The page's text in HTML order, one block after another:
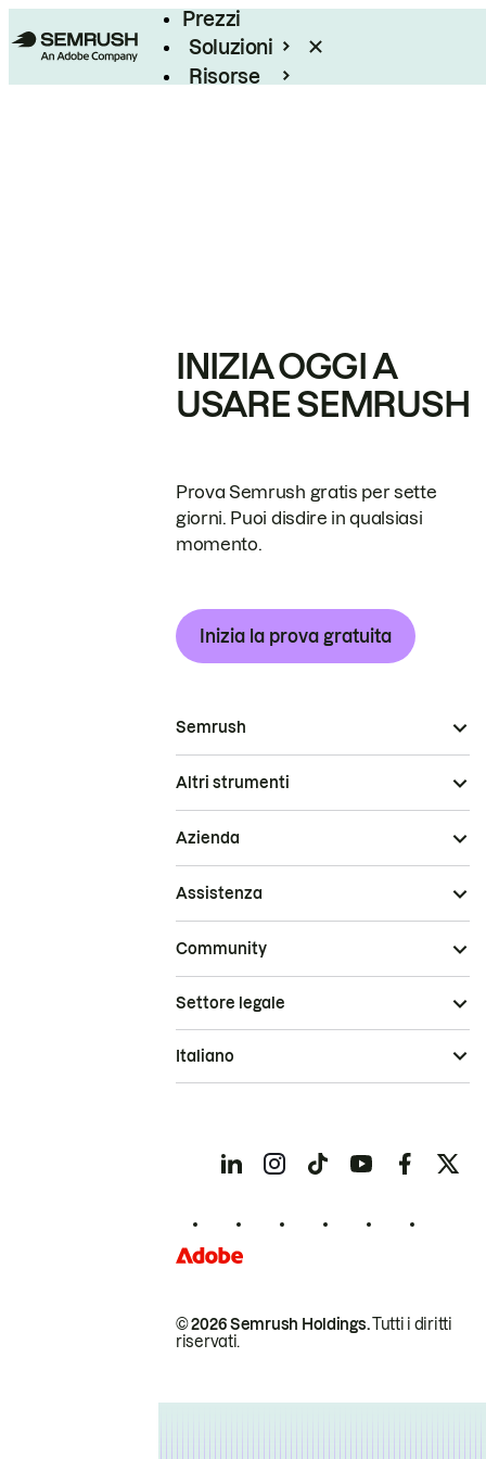
Prezzi
Soluzioni
Risorse
INIZIA OGGI A
USARE SEMRUSH
Prova Semrush gratis per sette
giorni. Puoi disdire in qualsiasi
momento.
Inizia la prova gratuita
Semrush
Altri strumenti
Azienda
Assistenza
Community
© 2026 Semrush Holdings.Tutti i diritti
riservati.
Settore legale
Italiano